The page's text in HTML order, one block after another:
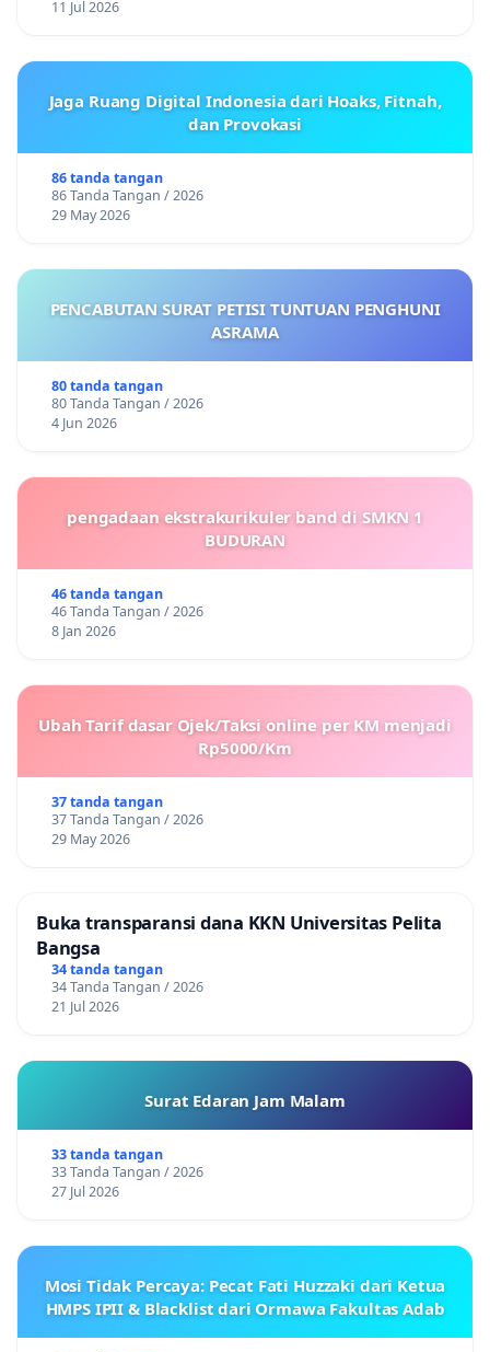
11 Jul 2026
Jaga Ruang Digital Indonesia dari Hoaks, Fitnah,
dan Provokasi
86 tanda tangan
86 Tanda Tangan / 2026
29 May 2026
PENCABUTAN SURAT PETISI TUNTUAN PENGHUNI
ASRAMA
80 tanda tangan
80 Tanda Tangan / 2026
4 Jun 2026
pengadaan ekstrakurikuler band di SMKN 1
BUDURAN
46 tanda tangan
46 Tanda Tangan / 2026
8 Jan 2026
Ubah Tarif dasar Ojek/Taksi online per KM menjadi
Rp5000/Km
37 tanda tangan
37 Tanda Tangan / 2026
29 May 2026
Buka transparansi dana KKN Universitas Pelita
Bangsa
34 tanda tangan
34 Tanda Tangan / 2026
21 Jul 2026
Surat Edaran Jam Malam
33 tanda tangan
33 Tanda Tangan / 2026
27 Jul 2026
Mosi Tidak Percaya: Pecat Fati Huzzaki dari Ketua
HMPS IPII & Blacklist dari Ormawa Fakultas Adab